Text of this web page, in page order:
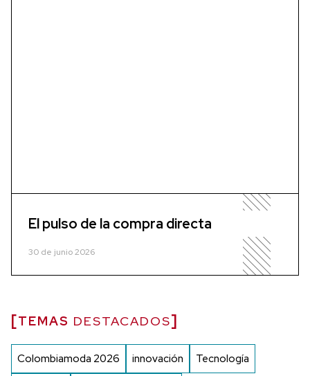
El pulso de la compra directa
30 de junio 2026
TEMAS DESTACADOS
Colombiamoda 2026 innovación Tecnología